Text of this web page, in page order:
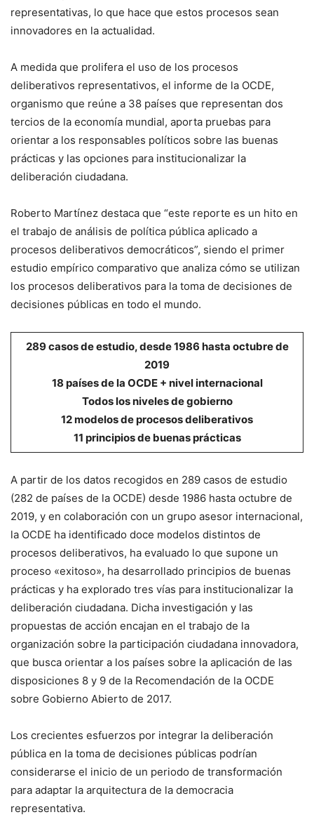
representativas, lo que hace que estos procesos sean
innovadores en la actualidad.
A medida que prolifera el uso de los procesos
deliberativos representativos, el informe de la OCDE,
organismo que reúne a 38 países que representan dos
tercios de la economía mundial, aporta pruebas para
orientar a los responsables políticos sobre las buenas
prácticas y las opciones para institucionalizar la
deliberación ciudadana.
Roberto Martínez destaca que “este reporte es un hito en
el trabajo de análisis de política pública aplicado a
procesos deliberativos democráticos”, siendo el primer
estudio empírico comparativo que analiza cómo se utilizan
los procesos deliberativos para la toma de decisiones de
decisiones públicas en todo el mundo.
289 casos de estudio, desde 1986 hasta octubre de
2019
18 países de la OCDE + nivel internacional
Todos los niveles de gobierno
12 modelos de procesos deliberativos
11 principios de buenas prácticas
A partir de los datos recogidos en 289 casos de estudio
(282 de países de la OCDE) desde 1986 hasta octubre de
2019, y en colaboración con un grupo asesor internacional,
la OCDE ha identificado doce modelos distintos de
procesos deliberativos, ha evaluado lo que supone un
proceso «exitoso», ha desarrollado principios de buenas
prácticas y ha explorado tres vías para institucionalizar la
deliberación ciudadana. Dicha investigación y las
propuestas de acción encajan en el trabajo de la
organización sobre la participación ciudadana innovadora,
que busca orientar a los países sobre la aplicación de las
disposiciones 8 y 9 de la Recomendación de la OCDE
sobre Gobierno Abierto de 2017.
Los crecientes esfuerzos por integrar la deliberación
pública en la toma de decisiones públicas podrían
considerarse el inicio de un periodo de transformación
para adaptar la arquitectura de la democracia
representativa.